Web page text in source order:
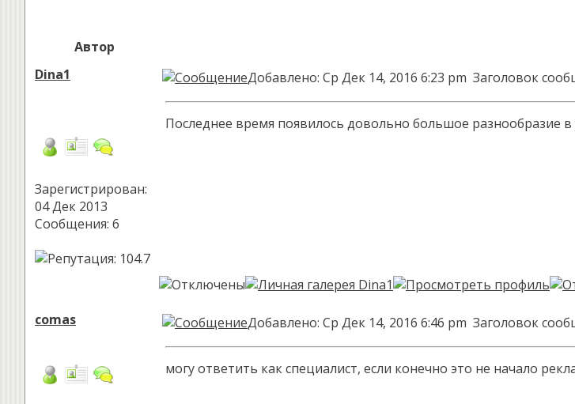
Автор
Dina1
Зарегистрирован:
04 Дек 2013
Сообщения: 6
Добавлено: Ср Дек 14, 2016 6:23 pm Заголовок
Последнее время появилось довольно большое разнообразие
comas Добавлено: Ср Дек 14, 2016 6:46 pm Заголовок
могу ответить как специалист, если конечно это не начало